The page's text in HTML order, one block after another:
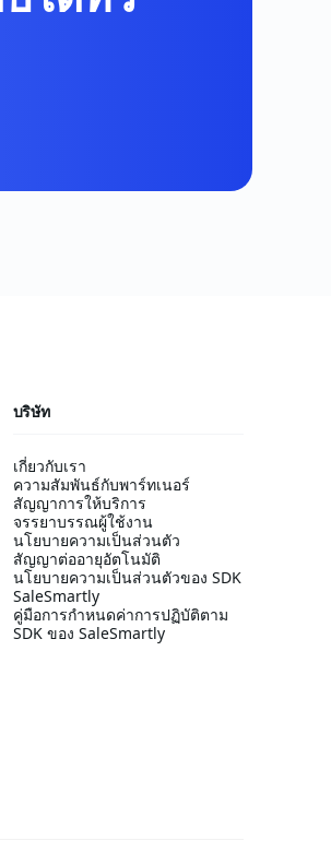
บริษัท
เกี่ยวกับเรา
ความสัมพันธ์กับพาร์ทเนอร์
สัญญาการให้บริการ
จรรยาบรรณผู้ใช้งาน
นโยบายความเป็นส่วนตัว
สัญญาต่ออายุอัตโนมัติ
นโยบายความเป็นส่วนตัวของ SDK
SaleSmartly
คู่มือการกำหนดค่าการปฏิบัติตาม
SDK ของ SaleSmartly